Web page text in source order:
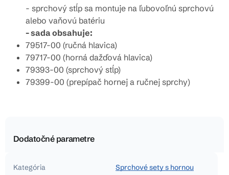
- sprchový stĺp sa montuje na ľubovoľnú sprchovú
alebo vaňovú batériu
- sada obsahuje:
79517-00 (ručná hlavica)
79717-00 (horná dažďová hlavica)
79393-00 (sprchový stĺp)
79399-00 (prepípač hornej a ručnej sprchy)
Dodatočné parametre
Kategória
Sprchové sety s hornou